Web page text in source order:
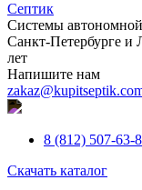
Септик
Системы
Санкт-Петербурге и
лет
Напишите нам
8 (812) 507-63-
Скачать каталог